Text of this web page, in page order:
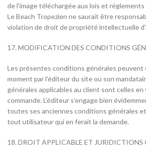
de l’image téléchargée aux lois et
Le Beach Tropezien ne saurait être
violation de droit de propriété intellectuelle
17. MODIFICATION DES CONDITIONS
Les présentes conditions générales
moment par l’éditeur du site ou son
générales applicables au client sont celles en
commande. L’éditeur s’engage bien
toutes ses anciennes conditions générales
tout utilisateur qui en ferait la demande.
18. DROIT APPLICABLE ET JURIDICTIONS